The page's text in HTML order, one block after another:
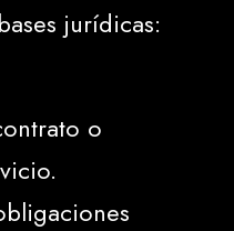
jurídicas:
o